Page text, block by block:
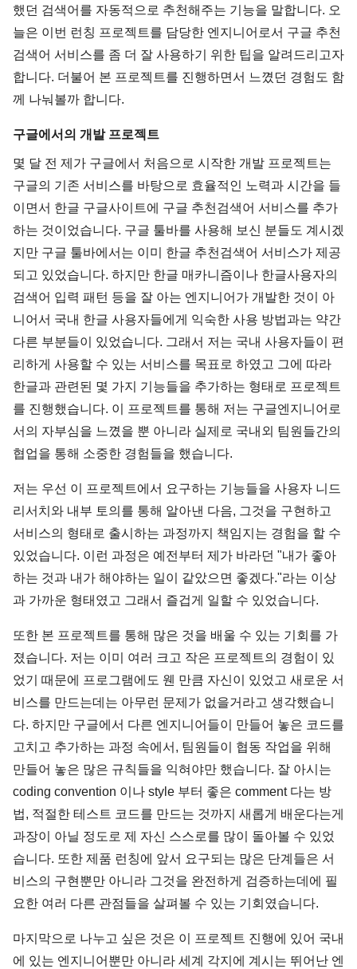
했던 검색어를 자동적으로 추천해주는 기능을 말합니다. 오
늘은 이번 런칭 프로젝트를 담당한 엔지니어로서 구글 추천
검색어 서비스를 좀 더 잘 사용하기 위한 팁을 알려드리고자
합니다. 더불어 본 프로젝트를 진행하면서 느꼈던 경험도 함
께 나눠볼까 합니다.
구글에서의 개발 프로젝트
몇 달 전 제가 구글에서 처음으로 시작한 개발 프로젝트는
구글의 기존 서비스를 바탕으로 효율적인 노력과 시간을 들
이면서 한글 구글사이트에 구글 추천검색어 서비스를 추가
하는 것이었습니다. 구글 툴바를 사용해 보신 분들도 계시겠
지만 구글 툴바에서는 이미 한글 추천검색어 서비스가 제공
되고 있었습니다. 하지만 한글 매카니즘이나 한글사용자의
검색어 입력 패턴 등을 잘 아는 엔지니어가 개발한 것이 아
니어서 국내 한글 사용자들에게 익숙한 사용 방법과는 약간
다른 부분들이 있었습니다. 그래서 저는 국내 사용자들이 편
리하게 사용할 수 있는 서비스를 목표로 하였고 그에 따라
한글과 관련된 몇 가지 기능들을 추가하는 형태로 프로젝트
를 진행했습니다. 이 프로젝트를 통해 저는 구글엔지니어로
서의 자부심을 느꼈을 뿐 아니라 실제로 국내외 팀원들간의
협업을 통해 소중한 경험들을 했습니다.
저는 우선 이 프로젝트에서 요구하는 기능들을 사용자 니드
리서치와 내부 토의를 통해 알아낸 다음, 그것을 구현하고
서비스의 형태로 출시하는 과정까지 책임지는 경험을 할 수
있었습니다. 이런 과정은 예전부터 제가 바라던 "내가 좋아
하는 것과 내가 해야하는 일이 같았으면 좋겠다."라는 이상
과 가까운 형태였고 그래서 즐겁게 일할 수 있었습니다.
또한 본 프로젝트를 통해 많은 것을 배울 수 있는 기회를 가
졌습니다. 저는 이미 여러 크고 작은 프로젝트의 경험이 있
었기 때문에 프로그램에도 웬 만큼 자신이 있었고 새로운 서
비스를 만드는데는 아무런 문제가 없을거라고 생각했습니
다. 하지만 구글에서 다른 엔지니어들이 만들어 놓은 코드를
고치고 추가하는 과정 속에서, 팀원들이 협동 작업을 위해
만들어 놓은 많은 규칙들을 익혀야만 했습니다. 잘 아시는
coding convention 이나 style 부터 좋은 comment 다는 방
법, 적절한 테스트 코드를 만드는 것까지 새롭게 배운다는게
과장이 아닐 정도로 제 자신 스스로를 많이 돌아볼 수 있었
습니다. 또한 제품 런칭에 앞서 요구되는 많은 단계들은 서
비스의 구현뿐만 아니라 그것을 완전하게 검증하는데에 필
요한 여러 다른 관점들을 살펴볼 수 있는 기회였습니다.
마지막으로 나누고 싶은 것은 이 프로젝트 진행에 있어 국내
에 있는 엔지니어뿐만 아니라 세계 각지에 계시는 뛰어난 엔